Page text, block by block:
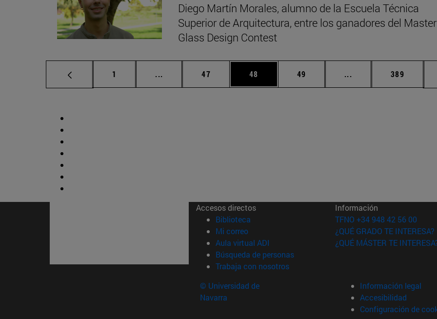
Diego Martín Morales, alumno de la Escuela Técnica
Superior de Arquitectura, entre los ganadores del Master
Glass Design Contest
Página
1 ... Páginas intermedias Use TAB para desplazarse.
Página
47 Página
48 Página
49 ... Páginas intermedias
Página
389
Accesos directos
Biblioteca (abre en nueva ventana)
Mi correo(abre en nueva ventana)
Aula virtual ADI (abre en nueva ventana)
Búsqueda de personas(abre en nueva ventana)
Trabaja con nosotros(abre en nueva ventana)
Información
TFNO +34 948 42 56 00
¿QUÉ GRADO TE INTERESA?
¿QUÉ MÁSTER TE
© Universidad de
Navarra
Información legal
Accesibilidad
Configuración de